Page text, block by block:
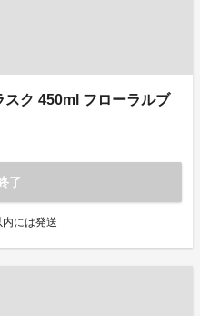
ク 450ml フローラルブ
了
には発送